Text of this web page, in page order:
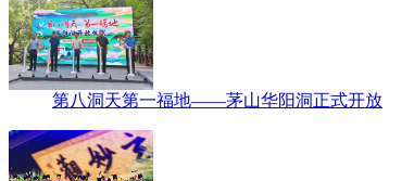
第八洞天第一福地——茅山华阳洞正式开放